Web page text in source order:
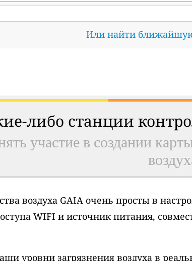
Или найти
либо станции
участие в создании
воздуха GAIA очень просты в
WIFI и источник питания,
уровни загрязнения воздуха в